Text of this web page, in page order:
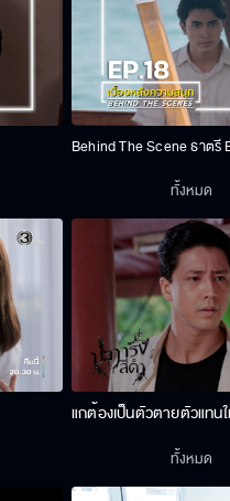
Behind The Scene ธาตรี
แกต้องเป็นตัวตายตัวแทน
ทั้งหมด
ทั้งหมด